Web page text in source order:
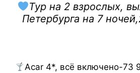
Тур на 2 взрослых,
Петербурга на 7
Acar 4*, всё включено-73